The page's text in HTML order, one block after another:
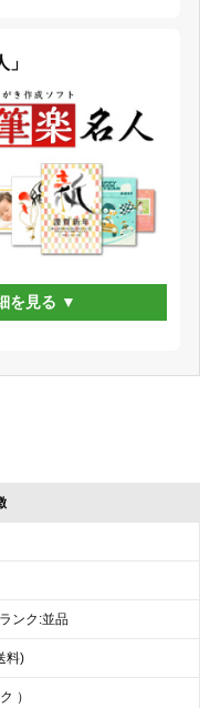
を見る
ンク:並品
料)
）